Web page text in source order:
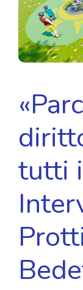
tutti